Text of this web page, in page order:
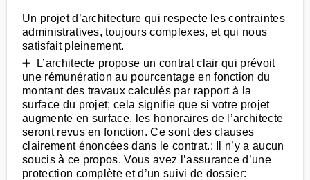
Un projet d’architecture qui respecte les contraintes
administratives, toujours complexes, et qui nous
satisfait pleinement.
➕ L’architecte propose un contrat clair qui prévoit
une rémunération au pourcentage en fonction du
montant des travaux calculés par rapport à la
surface du projet; cela signifie que si votre projet
augmente en surface, les honoraires de l’architecte
seront revus en fonction. Ce sont des clauses
clairement énoncées dans le contrat.: Il n’y a aucun
soucis à ce propos. Vous avez l’assurance d’une
protection complète et d’un suivi de dossier: